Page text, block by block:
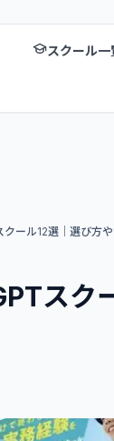
スクール一
クール12選｜選び方
スク